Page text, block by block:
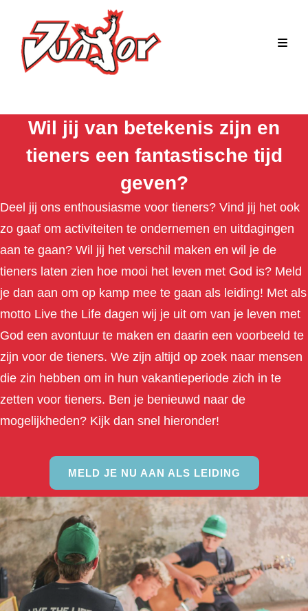
Wil jij van betekenis zijn en
tieners een fantastische tijd
geven?
Deel jij ons enthousiasme voor tieners? Vind jij het ook
zo gaaf om activiteiten te ondernemen en uitdagingen
aan te gaan? Wil jij het verschil maken en wil je de
tieners laten zien hoe mooi het leven met God is? Meld
je dan aan om op kamp mee te gaan als leiding! Met als
motto Live the Life dagen wij je uit om van je leven met
God een avontuur te maken en daarin een voorbeeld te
zijn voor de tieners. We zijn altijd op zoek naar mensen
die zin hebben om in hun vakantieperiode zich in te
zetten voor tieners. Ben je benieuwd naar de
mogelijkheden? Kijk dan snel hieronder!
MELD JE NU AAN ALS LEIDING